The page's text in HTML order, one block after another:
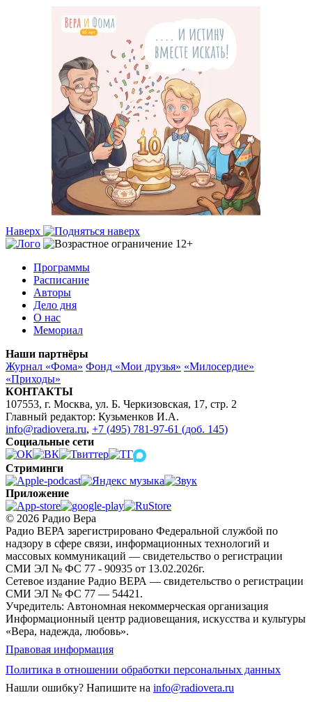
Наверх
Программы
Расписание
Авторы
Дело дня
О нас
Мемориал
Наши партнёры
Журнал «Фома» Фонд «Мои друзья» «Милосердие»
«Приходы»
КОНТАКТЫ
107553, г. Москва, ул. Б. Черкизовская, 17, стр. 2
Главный редактор: Кузьменков И.А.
info@radiovera.ru, +7 (495) 781-97-61 (доб. 145)
Социальные сети
Стриминги
Приложение
© 2026 Радио Вера
Радио ВЕРА зарегистрировано Федеральной службой по
надзору в сфере связи, информационных технологий и
массовых коммуникаций — свидетельство о регистрации
СМИ ЭЛ № ФС 77 - 90935 от 13.02.2026г.
Сетевое издание Радио ВЕРА — свидетельство о регистрации
СМИ ЭЛ № ФС 77 — 54421.
Учредитель: Автономная некоммерческая организация
Информационный центр радиовещания, искусства и культуры
«Вера, надежда, любовь».
Правовая информация
Политика в отношении обработки персональных данных
Нашли ошибку? Напишите на info@radiovera.ru